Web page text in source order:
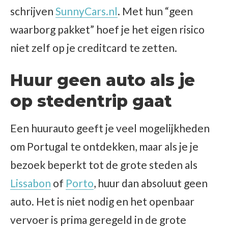
schrijven SunnyCars.nl. Met hun “geen
waarborg pakket” hoef je het eigen risico
niet zelf op je creditcard te zetten.
Huur geen auto als je
op stedentrip gaat
Een huurauto geeft je veel mogelijkheden
om Portugal te ontdekken, maar als je je
bezoek beperkt tot de grote steden als
Lissabon of Porto, huur dan absoluut geen
auto. Het is niet nodig en het openbaar
vervoer is prima geregeld in de grote